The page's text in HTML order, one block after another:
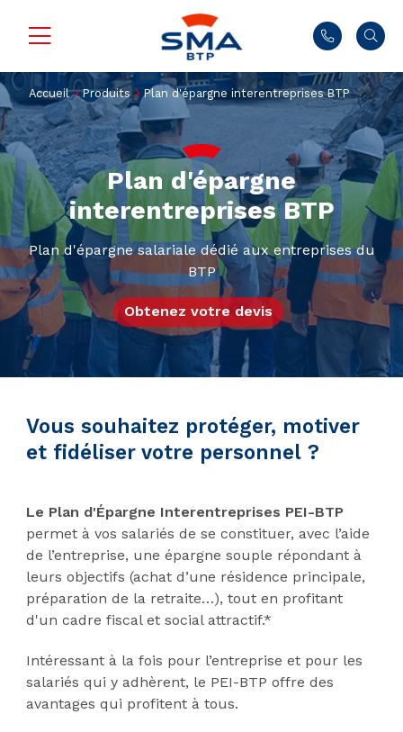
Accueil Produits Plan d'épargne interentreprises BTP
Plan d'épargne
interentreprises BTP
Plan d'épargne salariale dédié aux entreprises du
BTP
Obtenez votre devis
Vous souhaitez protéger, motiver
et fidéliser votre personnel ?
Le Plan d'Épargne Interentreprises PEI-BTP
permet à vos salariés de se constituer, avec l’aide
de l’entreprise, une épargne souple répondant à
leurs objectifs (achat d’une résidence principale,
préparation de la retraite…), tout en profitant
d'un cadre fiscal et social attractif.*
Intéressant à la fois pour l’entreprise et pour les
salariés qui y adhèrent, le PEI-BTP offre des
avantages qui profitent à tous.